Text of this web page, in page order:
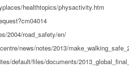
healthtopics/physactivity.htm
2004/road_safety/en/
news/notes/2013/
default/files/documents/